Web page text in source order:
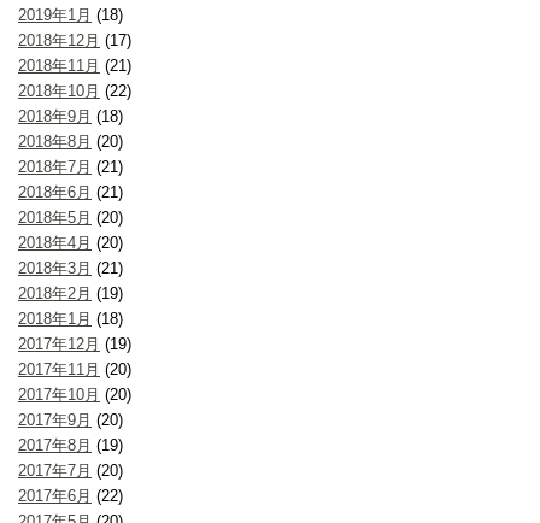
2019年1月 (18)
2018年12月 (17)
2018年11月 (21)
2018年10月 (22)
2018年9月 (18)
2018年8月 (20)
2018年7月 (21)
2018年6月 (21)
2018年5月 (20)
2018年4月 (20)
2018年3月 (21)
2018年2月 (19)
2018年1月 (18)
2017年12月 (19)
2017年11月 (20)
2017年10月 (20)
2017年9月 (20)
2017年8月 (19)
2017年7月 (20)
2017年6月 (22)